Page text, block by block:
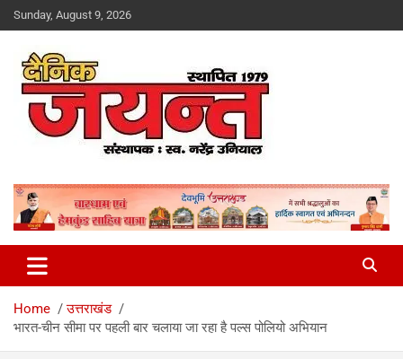
Skip
to
Sunday, August 9, 2026
Dainik Jayant
Home
उत्तराखंड
भारत-चीन सीमा पर पहली बार चलाया जा रहा है पल्स पोलियो अभियान